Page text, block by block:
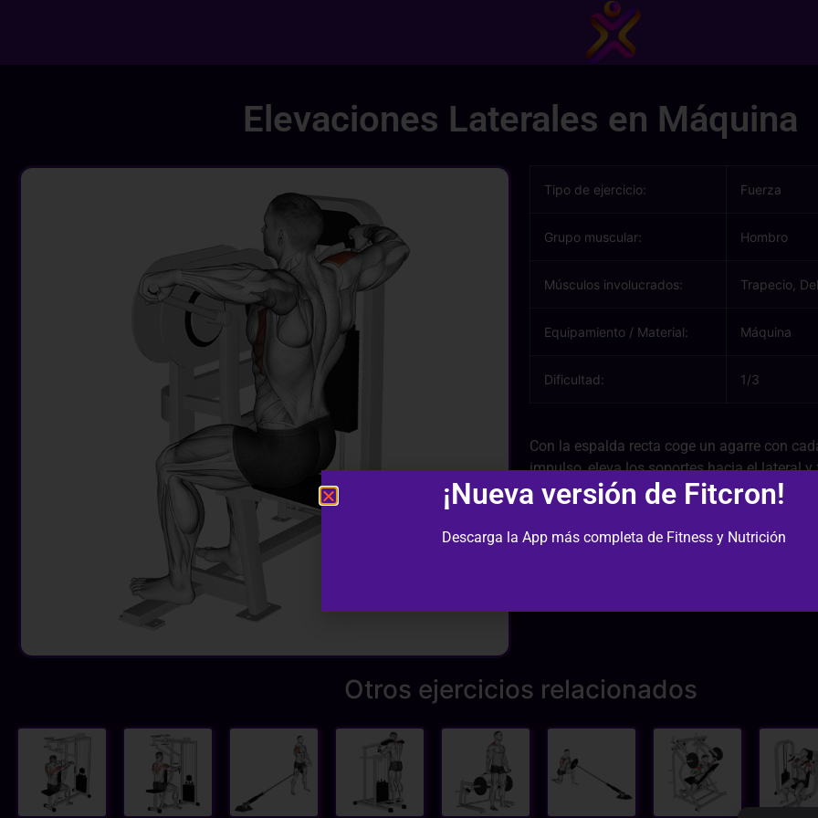
Elevaciones Laterales en Máquina
Tipo de ejercicio: Fuerza
Grupo muscular: Hombro
Músculos involucrados: Trapecio,
Equipamiento / Material: Máquina
Dificultad: 1/3
Con la espalda recta coge un agarre con
impulso, eleva los soportes hacia el lateral
hasta que los brazos queden paralelos al
abajo. Aprieta los hombros y aguanta
Desciende de forma controlada sin
Otros ejercicios relacionados
¡Nueva versión de Fitcron!
Descarga la App más completa de Fitness y Nutrición